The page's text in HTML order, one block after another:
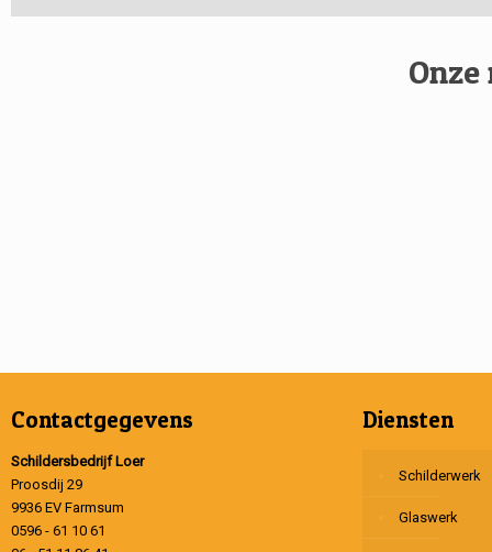
Contactgegevens
Schildersbedrijf Loer
Proosdij 29
9936 EV Farmsum
0596 - 61 10 61
Diensten
Schilderwerk
Glaswerk